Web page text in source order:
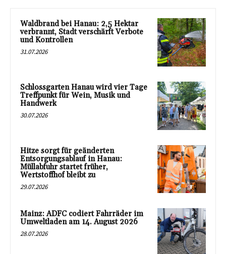
Waldbrand bei Hanau: 2,5 Hektar
verbrannt, Stadt verschärft Verbote
und Kontrollen
31.07.2026
Schlossgarten Hanau wird vier Tage
Treffpunkt für Wein, Musik und
Handwerk
30.07.2026
Hitze sorgt für geänderten
Entsorgungsablauf in Hanau:
Müllabfuhr startet früher,
Wertstoffhof bleibt zu
29.07.2026
Mainz: ADFC codiert Fahrräder im
Umweltladen am 14. August 2026
28.07.2026